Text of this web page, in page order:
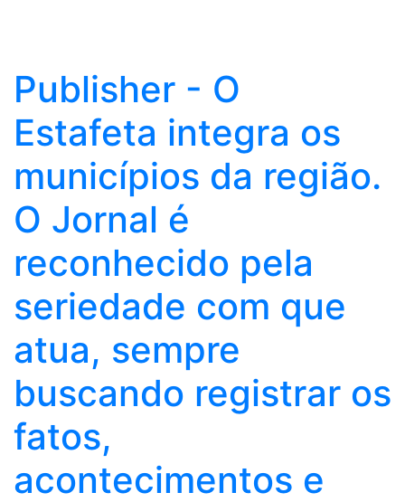
Publisher - O
Estafeta integra os
municípios da região.
O Jornal é
reconhecido pela
seriedade com que
atua, sempre
buscando registrar os
fatos,
acontecimentos e